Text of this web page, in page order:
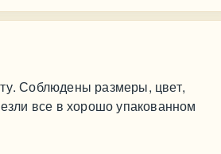
Соблюдены размеры, цвет,
все в хорошо упакованном